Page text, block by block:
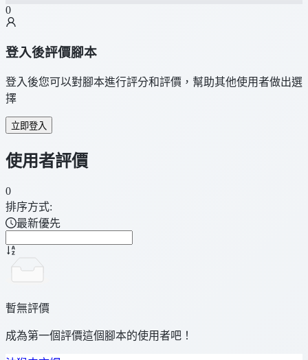
0
登入後評價腳本
登入後您可以對腳本進行評分和評價，幫助其他使用者做出選
擇
立即登入
使用者評價
0
排序方式:
最新優先
暫無評價
成為第一個評價這個腳本的使用者吧！